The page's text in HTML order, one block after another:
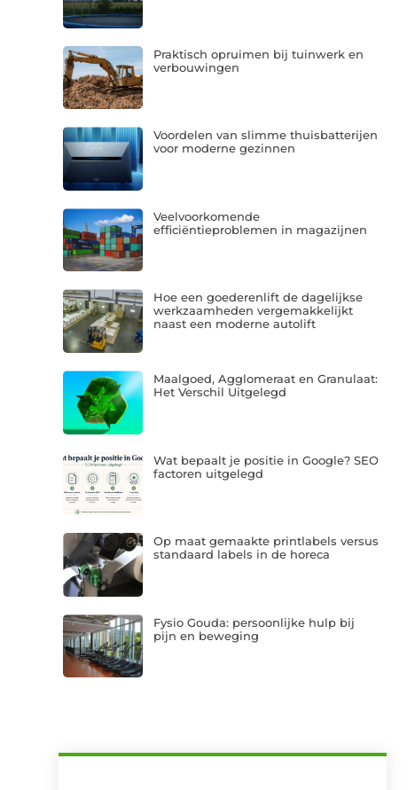
Praktisch opruimen bij tuinwerk en
verbouwingen
Voordelen van slimme thuisbatterijen
voor moderne gezinnen
Veelvoorkomende
efficiëntieproblemen in magazijnen
Hoe een goederenlift de dagelijkse
werkzaamheden vergemakkelijkt
naast een moderne autolift
Maalgoed, Agglomeraat en Granulaat:
Het Verschil Uitgelegd
Wat bepaalt je positie in Google? SEO
factoren uitgelegd
Op maat gemaakte printlabels versus
standaard labels in de horeca
Fysio Gouda: persoonlijke hulp bij
pijn en beweging